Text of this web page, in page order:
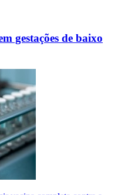
gestações de baixo